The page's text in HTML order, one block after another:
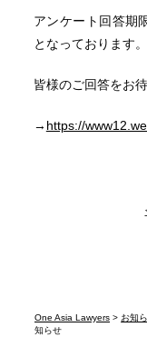
One Asia Lawyers > お知
知らせ
アンケート回答期
となっております
皆様のご回答をお
→ https://